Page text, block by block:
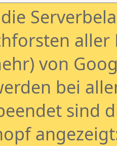
aller
von
bei
sind